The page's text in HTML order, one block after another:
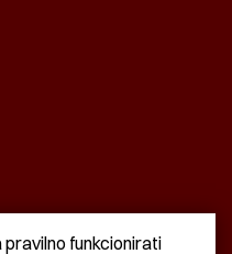
funkcionirati